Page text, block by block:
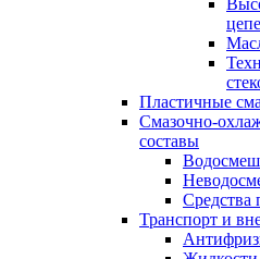
Пластичные
Смазочно-
составы
Транспорт и